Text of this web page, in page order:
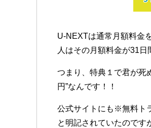
U-NEXTは通常月額料金
人はその月額料金が31日
つまり、特典１で君が死
円”なんです！！
公式サイトにも※無料ト
と明記されていたのです